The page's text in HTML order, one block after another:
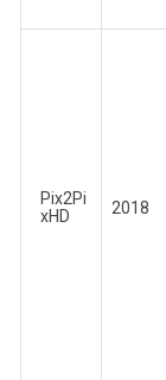
Pix2Pi
xHD
2018